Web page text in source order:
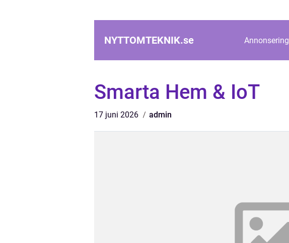
NYTTOMTEKNIK.se Annonsering
Smarta Hem & IoT
17 juni 2026 admin